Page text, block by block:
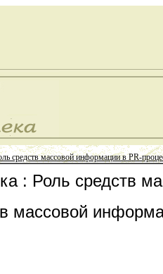
средств массовой информации в PR-
: Роль средств
массовой